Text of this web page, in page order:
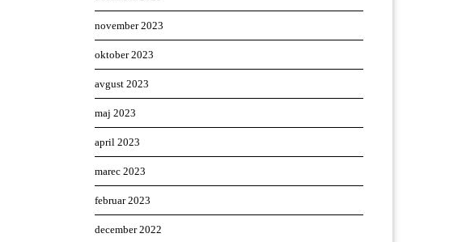
november 2023
oktober 2023
avgust 2023
maj 2023
april 2023
marec 2023
februar 2023
december 2022